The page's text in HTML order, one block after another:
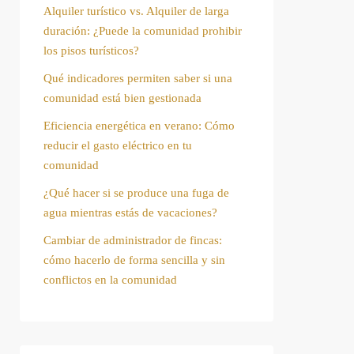
Alquiler turístico vs. Alquiler de larga
duración: ¿Puede la comunidad prohibir
los pisos turísticos?
Qué indicadores permiten saber si una
comunidad está bien gestionada
Eficiencia energética en verano: Cómo
reducir el gasto eléctrico en tu
comunidad
¿Qué hacer si se produce una fuga de
agua mientras estás de vacaciones?
Cambiar de administrador de fincas:
cómo hacerlo de forma sencilla y sin
conflictos en la comunidad